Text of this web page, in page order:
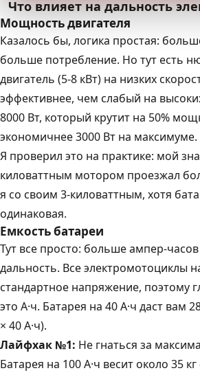
Что влияет на дальность
Мощность двигателя
Казалось бы, логика простая:
больше потребление. Но тут есть
двигатель (5-8 кВт) на низких
эффективнее, чем слабый на
8000 Вт, который крутит на 50%
экономичнее 3000 Вт на максимуме.
Я проверил это на практике: мой
киловаттным мотором проезжал
я со своим 3-киловаттным, хотя
одинаковая.
Емкость батареи
Тут все просто: больше ампер-
дальность. Все электромотоциклы
стандартное напряжение, поэтому
это А·ч. Батарея на 40 А·ч даст вам
× 40 А·ч).
Лайфхак №1: Не гнаться за
Батарея на 100 А·ч весит около 35